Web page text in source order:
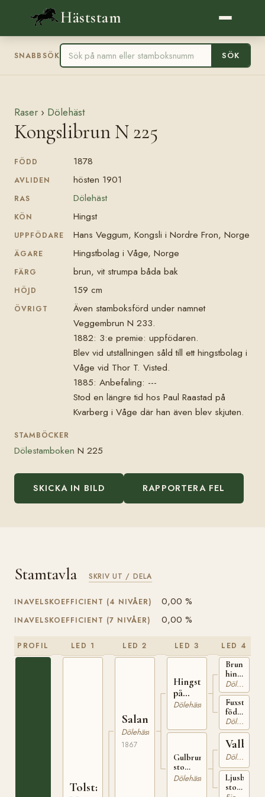
Häststam
SNABBSÖK SÖK
Raser › Dölehäst
Kongslibrun N 225
FÖDD 1878
AVLIDEN hösten 1901
RAS Dölehäst
KÖN Hingst
UPPFÖDARE Hans Veggum, Kongsli i Nordre Fron, Norge
ÄGARE Hingstbolag i Våge, Norge
FÄRG brun, vit strumpa båda bak
HÖJD 159 cm
ÖVRIGT
Även stamboksförd under namnet
Veggembrun N 233.
1882: 3:e premie: uppfödaren.
Blev vid utställningen såld till ett hingstbolag i
Våge vid Thor T. Visted.
1885: Anbefaling: ---
Stod en längre tid hos Paul Raastad på
Kvarberg i Våge där han även blev skjuten.
STAMBÖCKER
Dölestamboken N 225
SKICKA IN BILD RAPPORTERA FEL
Stamtavla SKRIV UT / DELA
INAVELSKOEFFICIENT (4 NIVÅER) 0,00 %
INAVELSKOEFFICIENT (7 NIVÅER) 0,00 %
PROFIL LED 1
Tolstadbrun
LED 2
Salanderborken
Dölehäst
1867
LED 3
Hingst
på
Nordre
Dölehäst
Gulbrunt
sto
född
Dölehäst
LED 4
Brun
hingst
på
Fillinsö
i
Våge
Dölehäst
Fuxsto
född
1860
på
Kleppe
Dölehäst
Dölehäst
sto